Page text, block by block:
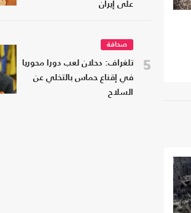
على إيران
5
صحافة
تلغراف: دحلان لعب دورا محوريا
في إقناع حماس بالتخلي عن
السلاح